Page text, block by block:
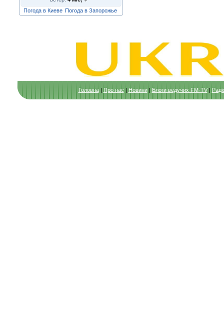
Погода в Киеве Погода в Запорожье
Головна|Про нас|Новини|Блоги ведучих FM-TV|